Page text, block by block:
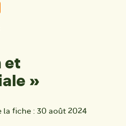
et
»
la fiche : 30 août 2024